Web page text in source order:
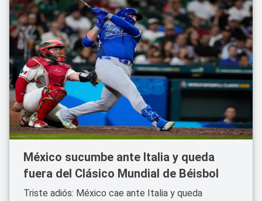
México sucumbe ante Italia y queda
fuera del Clásico Mundial de Béisbol
Triste adiós: México cae ante Italia y queda